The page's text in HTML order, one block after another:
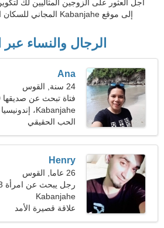
أجل العثور على الزوجين المثاليين لك
إلى موقع Kabanjahe المجاني للسكان المحليين والأجانب والسياح.
الرجال والنساء عبر
Ana
24 سنة, القوس
فتاة تبحث عن صديقها 30-32
Kabanjahe، إندونيسيا
الحب الحقيقي
Henry
26 عاما, القوس
رجل يبحث عن امرأة 23-30
Kabanjahe
علاقة قصيرة الأمد